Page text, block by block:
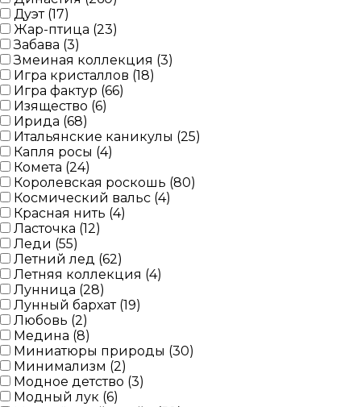
Дуэт (17)
Жар-птица (23)
Забава (3)
Змеиная коллекция (3)
Игра кристаллов (18)
Игра фактур (66)
Изящество (6)
Ирида (68)
Итальянcкие каникулы (25)
Капля росы (4)
Комета (24)
Королевская роскошь (80)
Космический вальс (4)
Красная нить (4)
Ласточка (12)
Леди (55)
Летний лед (62)
Летняя коллекция (4)
Лунница (28)
Лунный бархат (19)
Любовь (2)
Медина (8)
Миниатюры природы (30)
Минимализм (2)
Модное детство (3)
Модный лук (6)